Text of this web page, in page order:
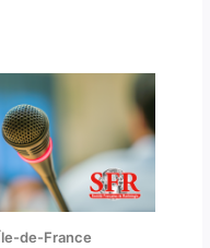
de-France